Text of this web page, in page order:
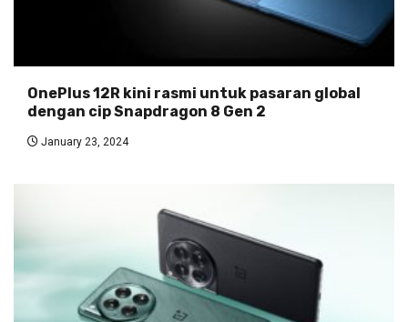
OnePlus 12R kini rasmi untuk pasaran global
dengan cip Snapdragon 8 Gen 2
January 23, 2024